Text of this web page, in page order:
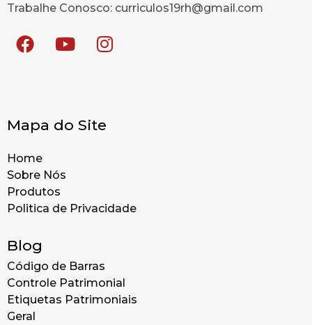
Trabalhe Conosco: curriculos19rh@gmail.com
Mapa do Site
Home
Sobre Nós
Produtos
Politica de Privacidade
Blog
Código de Barras
Controle Patrimonial
Etiquetas Patrimoniais
Geral